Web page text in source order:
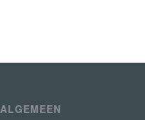
ALGEMEEN